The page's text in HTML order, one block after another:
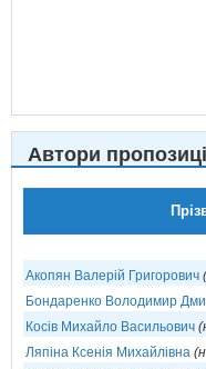
Автори
Акопян Валерій Григорович
Бондаренко Володимир
Косів Михайло Васильович
Ляпіна Ксенія Михайлівна